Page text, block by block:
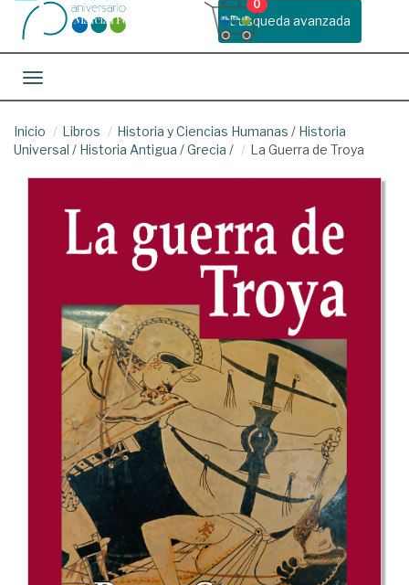
Busqueda avanzada
0
Toggle navigation
Inicio Libros Historia y Ciencias Humanas / Historia
Universal / Historia Antigua /Grecia / La Guerra de Troya